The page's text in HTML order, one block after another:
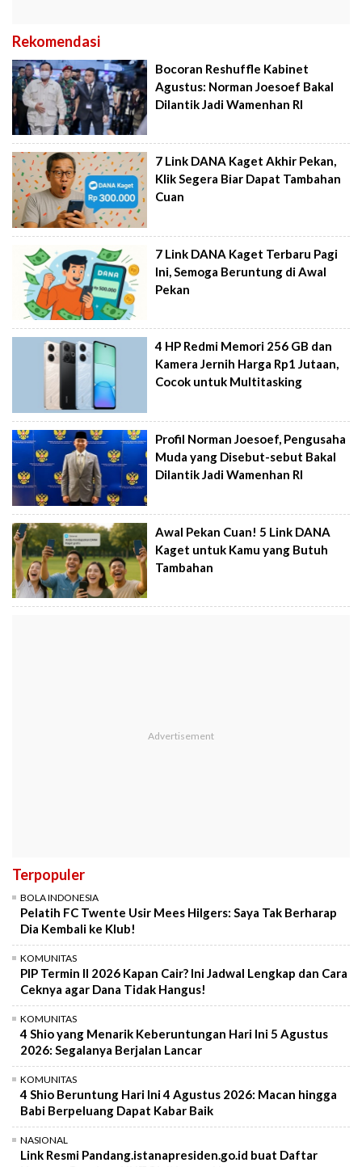
Rekomendasi
Bocoran Reshuffle Kabinet
Agustus: Norman Joesoef Bakal
Dilantik Jadi Wamenhan RI
7 Link DANA Kaget Akhir Pekan,
Klik Segera Biar Dapat Tambahan
Cuan
7 Link DANA Kaget Terbaru Pagi
Ini, Semoga Beruntung di Awal
Pekan
4 HP Redmi Memori 256 GB dan
Kamera Jernih Harga Rp1 Jutaan,
Cocok untuk Multitasking
Profil Norman Joesoef, Pengusaha
Muda yang Disebut-sebut Bakal
Dilantik Jadi Wamenhan RI
Awal Pekan Cuan! 5 Link DANA
Kaget untuk Kamu yang Butuh
Tambahan
Terpopuler
BOLA INDONESIA
Pelatih FC Twente Usir Mees Hilgers: Saya Tak Berharap
Dia Kembali ke Klub!
KOMUNITAS
PIP Termin II 2026 Kapan Cair? Ini Jadwal Lengkap dan Cara
Ceknya agar Dana Tidak Hangus!
KOMUNITAS
4 Shio yang Menarik Keberuntungan Hari Ini 5 Agustus
2026: Segalanya Berjalan Lancar
KOMUNITAS
4 Shio Beruntung Hari Ini 4 Agustus 2026: Macan hingga
Babi Berpeluang Dapat Kabar Baik
NASIONAL
Link Resmi Pandang.istanapresiden.go.id buat Daftar